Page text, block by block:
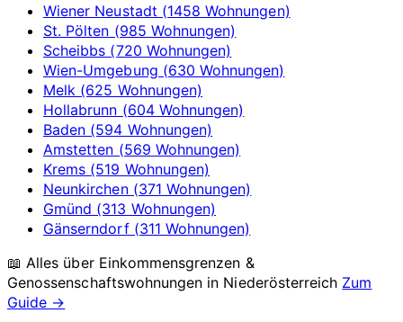
Wiener Neustadt (1458 Wohnungen)
St. Pölten (985 Wohnungen)
Scheibbs (720 Wohnungen)
Wien-Umgebung (630 Wohnungen)
Melk (625 Wohnungen)
Hollabrunn (604 Wohnungen)
Baden (594 Wohnungen)
Amstetten (569 Wohnungen)
Krems (519 Wohnungen)
Neunkirchen (371 Wohnungen)
Gmünd (313 Wohnungen)
Gänserndorf (311 Wohnungen)
📖 Alles über Einkommensgrenzen &
Genossenschaftswohnungen in Niederösterreich Zum
Guide →